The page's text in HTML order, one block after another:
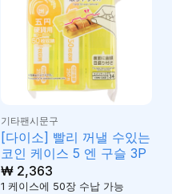
기타팬시문구
[다이소] 빨리 꺼낼 수있는
코인 케이스 5 엔 구슬 3P
₩2,363
1 케이스에 50장 수납 가능